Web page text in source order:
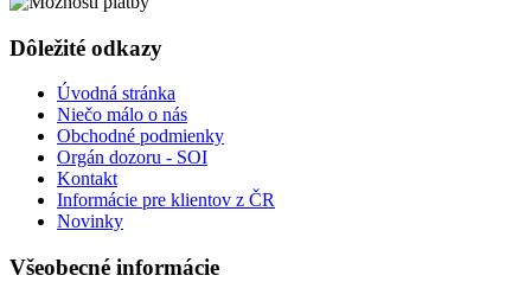
Dôležité odkazy
Úvodná stránka
Niečo málo o nás
Obchodné podmienky
Orgán dozoru - SOI
Kontakt
Informácie pre klientov z ČR
Novinky
Všeobecné informácie